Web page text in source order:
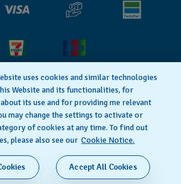
Cookie notice
使用者條款
uses cookies and similar technologies
Website and its functionalities, for
its use and for providing me relevant
may change the settings to activate or
of cookies at any time. To find out
please also see our Cookie Notice.
Accept All Cookies